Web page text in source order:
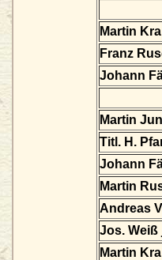
Martin
Franz
Johann
Martin
Titl. H.
Johann
Martin
Andreas
Jos.
Martin